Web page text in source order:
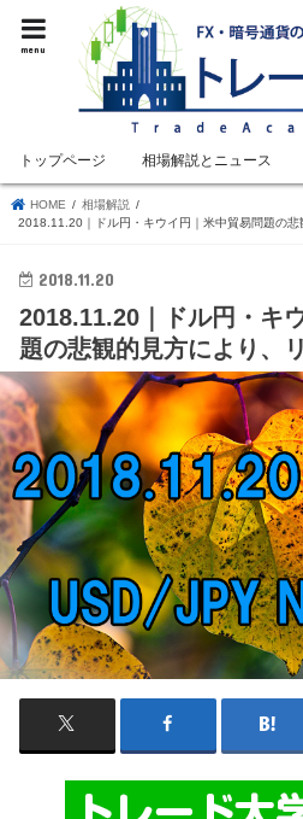
menu
トップページ 相場解説とニュース
HOME
相場解説
2018.11.20｜ドル円・キウイ円｜米中貿易問題の
2018.11.20
2018.11.20｜ドル円・キ
題の悲観的見方により、